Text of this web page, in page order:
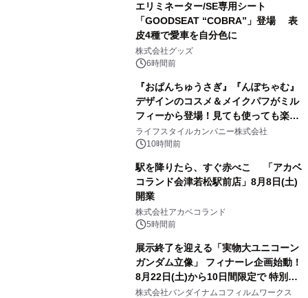
エリミネーター/SE専用シート
「GOODSEAT “COBRA”」登場 表
皮4種で愛車を自分色に
株式会社グッズ
6時間前
『おぱんちゅうさぎ』『んぽちゃむ』
デザインのコスメ＆メイクパフがミル
フィーから登場！見ても使っても楽し
い、ポップでキュートなコレクショ
ン。
ライフスタイルカンパニー株式会社
10時間前
駅を降りたら、すぐ赤べこ 「アカベ
コランド会津若松駅前店」8月8日(土)
開業
株式会社アカベコランド
5時間前
展示終了を迎える「実物大ユニコーン
ガンダム立像」 フィナーレ企画始動！
8月22日(土)から10日間限定で 特別映
像『UNICORN GUNDAM Statue ―
株式会社バンダイナムコフィルムワークス